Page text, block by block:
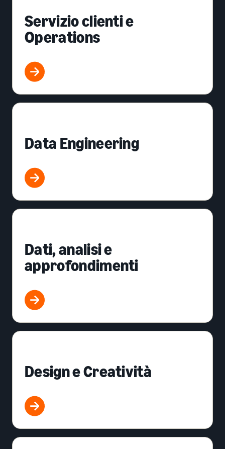
Servizio clienti e
Operations
Data Engineering
Dati, analisi e
approfondimenti
Design e Creatività